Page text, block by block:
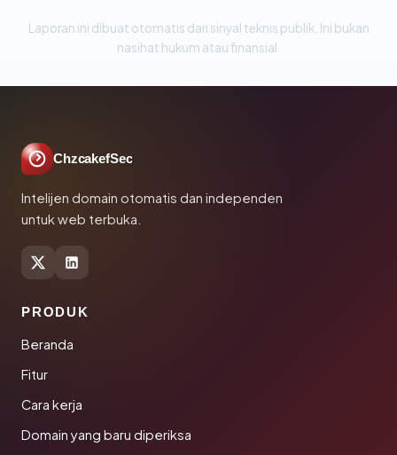
Laporan ini dibuat otomatis dari sinyal teknis publik. Ini bukan
nasihat hukum atau finansial.
ChzcakefSec
Intelijen domain otomatis dan independen
untuk web terbuka.
PRODUK
Beranda
Fitur
Cara kerja
Domain yang baru diperiksa